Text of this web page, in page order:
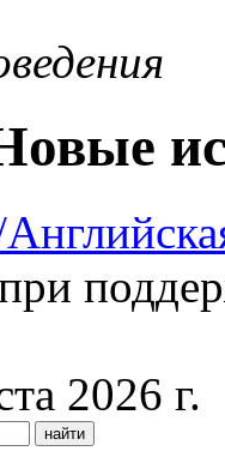
2026 г.